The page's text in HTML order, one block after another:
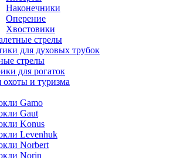
Наконечники
Оперение
Хвостовики
стрелы
для духовых трубок
стрелы
для рогаток
и туризма
Gamo
Gaut
Konus
Levenhuk
Norbert
Norin